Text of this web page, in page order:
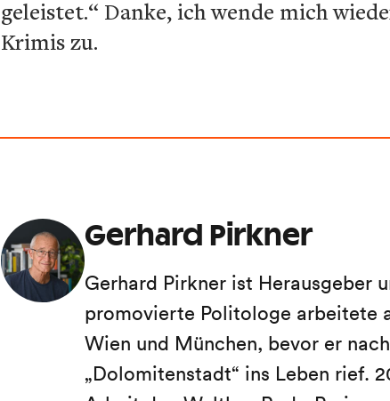
geleistet.“ Danke, ich wende mich
Krimis zu.
Gerhard Pirkner
Gerhard Pirkner ist Herausgeber
promovierte Politologe arbeitete
Wien und München, bevor er
„Dolomitenstadt“ ins Leben rief.